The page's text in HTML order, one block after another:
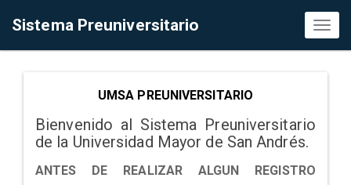
Sistema Preuniversitario
UMSA PREUNIVERSITARIO
Bienvenido al Sistema Preuniversitario
de la Universidad Mayor de San Andrés.
ANTES DE REALIZAR ALGUN REGISTRO